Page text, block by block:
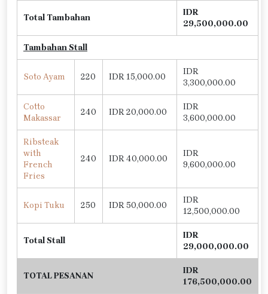
Total Tambahan
IDR
29,500,000.00
Tambahan Stall
Soto Ayam 220 IDR 15,000.00
IDR
3,300,000.00
Cotto
Makassar
240 IDR 20,000.00
IDR
3,600,000.00
Ribsteak
with
French
Fries
240 IDR 40,000.00
IDR
9,600,000.00
Kopi Tuku 250 IDR 50,000.00
IDR
12,500,000.00
Total Stall
IDR
29,000,000.00
TOTAL PESANAN
IDR
176,500,000.00